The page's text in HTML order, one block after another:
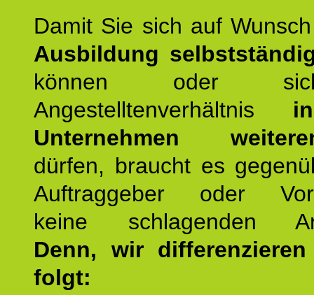
Damit Sie sich auf
Ausbildung
können oder
Angestelltenverhältnis
Unternehmen
dürfen, braucht es
Auftraggeber oder
keine schlagenden
Denn, wir
folgt: